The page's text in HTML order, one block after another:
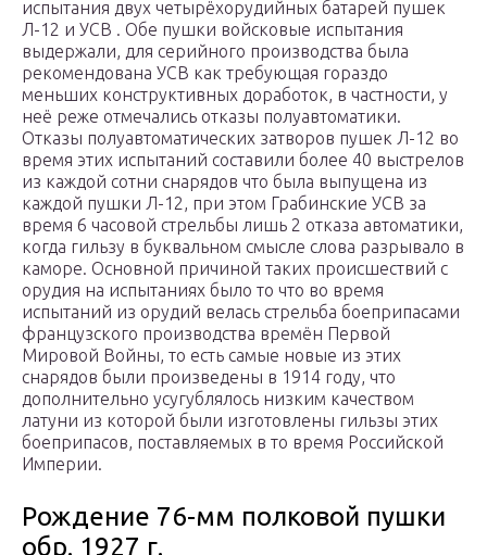
испытания двух четырёхорудийных батарей пушек
Л-12 и УСВ . Обе пушки войсковые испытания
выдержали, для серийного производства была
рекомендована УСВ как требующая гораздо
меньших конструктивных доработок, в частности, у
неё реже отмечались отказы полуавтоматики.
Отказы полуавтоматических затворов пушек Л-12 во
время этих испытаний составили более 40 выстрелов
из каждой сотни снарядов что была выпущена из
каждой пушки Л-12, при этом Грабинские УСВ за
время 6 часовой стрельбы лишь 2 отказа автоматики,
когда гильзу в буквальном смысле слова разрывало в
каморе. Основной причиной таких происшествий с
орудия на испытаниях было то что во время
испытаний из орудий велась стрельба боеприпасами
французского производства времён Первой
Мировой Войны, то есть самые новые из этих
снарядов были произведены в 1914 году, что
дополнительно усугублялось низким качеством
латуни из которой были изготовлены гильзы этих
боеприпасов, поставляемых в то время Российской
Империи.
Рождение 76-мм полковой пушки
обр. 1927 г.